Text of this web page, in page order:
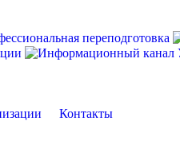
организации
Контакты